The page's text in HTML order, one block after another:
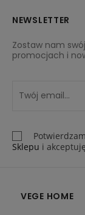
NEWSLETTER
Zostaw nam
promocjach i
Sklepu i
VEGE HOME